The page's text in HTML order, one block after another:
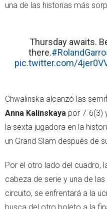
una de las historias más
Thursday awaits.
there.
pic.twitter.com/
Chwalinska alcanzó las
Anna Kalinskaya por 7-6(3)
la sexta jugadora en la
un Grand Slam después de
Por el otro lado del cuadro,
cabeza de serie y una de
circuito, se enfrentará a la